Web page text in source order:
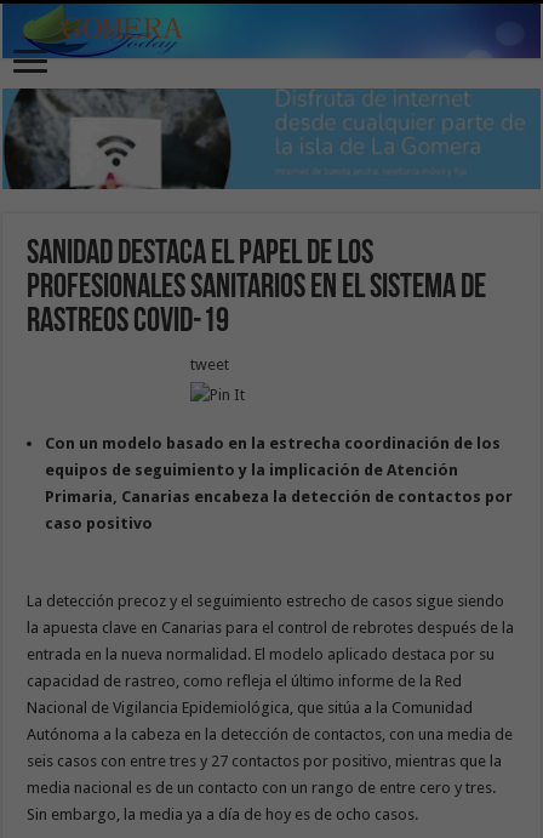
Sanidad destaca el papel de los
profesionales sanitarios en el sistema de
rastreos COVID-19
tweet
Con un modelo basado en la estrecha coordinación de los
equipos de seguimiento y la implicación de Atención
Primaria, Canarias encabeza la detección de contactos por
caso positivo
La detección precoz y el seguimiento estrecho de casos sigue siendo
la apuesta clave en Canarias para el control de rebrotes después de la
entrada en la nueva normalidad. El modelo aplicado destaca por su
capacidad de rastreo, como refleja el último informe de la Red
Nacional de Vigilancia Epidemiológica, que sitúa a la Comunidad
Autónoma a la cabeza en la detección de contactos, con una media de
seis casos con entre tres y 27 contactos por positivo, mientras que la
media nacional es de un contacto con un rango de entre cero y tres.
Sin embargo, la media ya a día de hoy es de ocho casos.